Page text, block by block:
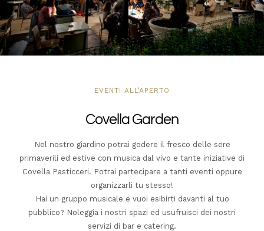
EVENTI ALL’APERTO
Covella Garden
Nel nostro giardino potrai godere il fresco delle sere
primaverili ed estive con musica dal vivo e tante iniziative di
Covella Pasticceri. Potrai partecipare a tanti eventi oppure
organizzarli tu stesso!
Hai un gruppo musicale e vuoi esibirti davanti al tuo
pubblico? Noleggia i nostri spazi ed usufruisci dei nostri
servizi di bar e catering.